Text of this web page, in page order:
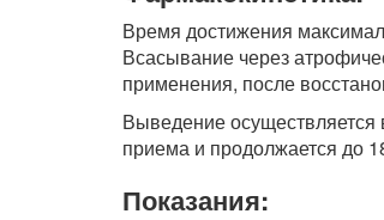
Время достижения
Всасывание через
применения, после
Выведение осуществляется
приема и продолжается до
Показания: